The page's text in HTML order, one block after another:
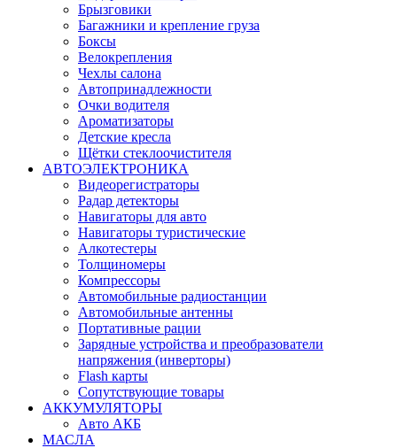
Брызговики
Багажники и крепление груза
Боксы
Велокрепления
Чехлы салона
Автопринадлежности
Очки водителя
Ароматизаторы
Детские кресла
Щётки стеклоочистителя
АВТОЭЛЕКТРОНИКА
Видеорегистраторы
Радар детекторы
Навигаторы для авто
Навигаторы туристические
Алкотестеры
Толщиномеры
Компрессоры
Автомобильные радиостанции
Автомобильные антенны
Портативные рации
Зарядные устройства и преобразователи
напряжения (инверторы)
Flash карты
Сопутствующие товары
АККУМУЛЯТОРЫ
Авто АКБ
МАСЛА